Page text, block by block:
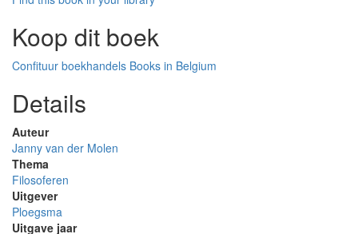
Koop dit boek
Confituur boekhandels Books in Belgium
Details
Auteur
Janny van der Molen
Thema
Filosoferen
Uitgever
Ploegsma
Uitgave jaar